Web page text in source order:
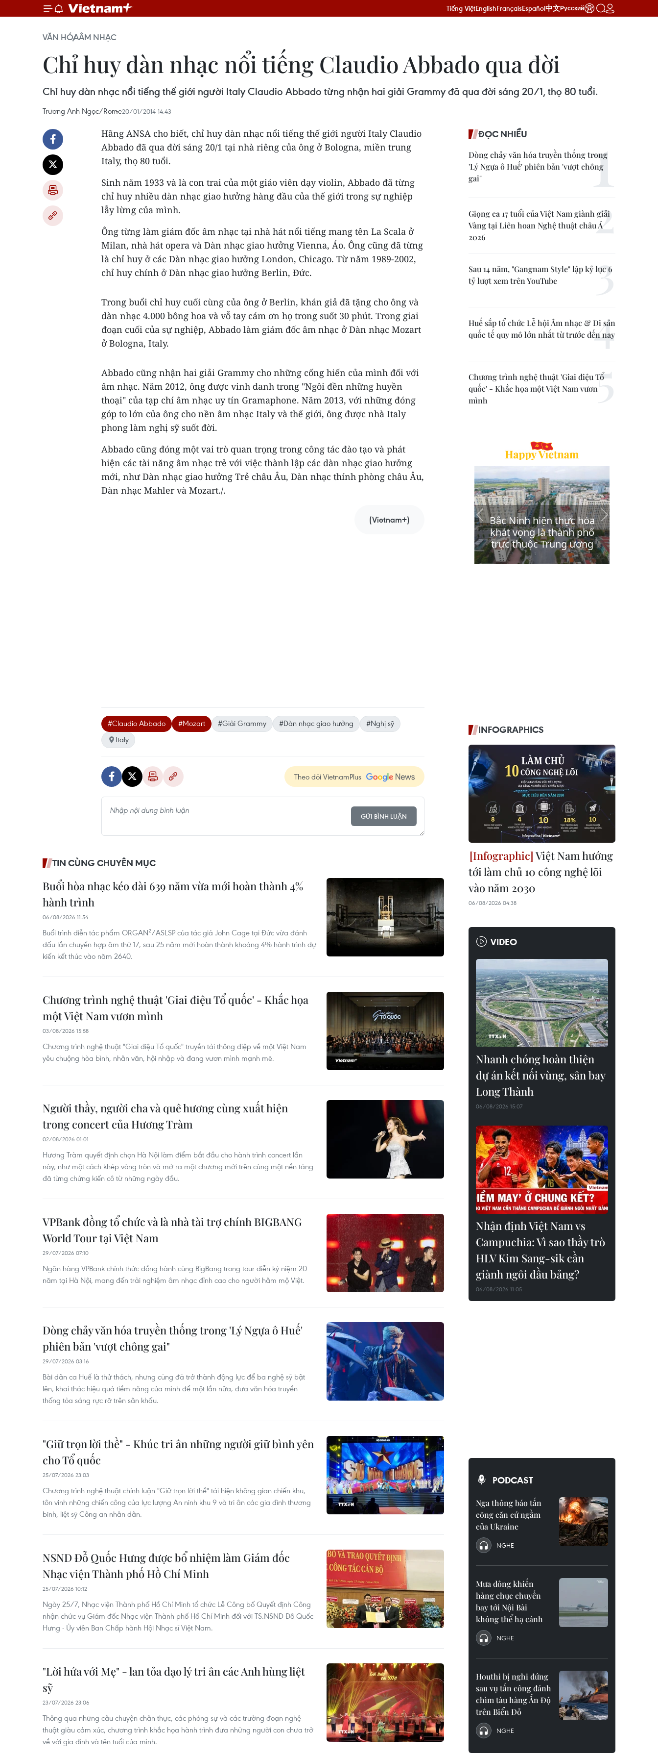
Tiếng ViệtEnglishFrançaisEspañol中文Русский
VĂN HÓAÂM NHẠC
Chỉ huy dàn nhạc nổi tiếng Claudio Abbado qua đời
Chỉ huy dàn nhạc nổi tiếng thế giới người Italy Claudio Abbado từng nhận hai giải Grammy đã qua đời sáng 20/1, thọ 80 tuổi.
Trương Anh Ngọc/Rome20/01/2014 14:43
Hãng ANSA cho biết, chỉ huy dàn nhạc nổi tiếng thế giới người Italy Claudio
Abbado đã qua đời sáng 20/1 tại nhà riêng của ông ở Bologna, miền trung
Italy, thọ 80 tuổi.
Sinh năm 1933 và là con trai của một giáo viên dạy violin, Abbado đã từng
chỉ huy nhiều dàn nhạc giao hưởng hàng đầu của thế giới trong sự nghiệp
lẫy lừng của mình.
Ông từng làm giám đốc âm nhạc tại nhà hát nổi tiếng mang tên La Scala ở
Milan, nhà hát opera và Dàn nhạc giao hưởng Vienna, Áo. Ông cũng đã từng
là chỉ huy ở các Dàn nhạc giao hưởng London, Chicago. Từ năm 1989-2002,
chỉ huy chính ở Dàn nhạc giao hưởng Berlin, Đức.
Trong buổi chỉ huy cuối cùng của ông ở Berlin, khán giả đã tặng cho ông và
dàn nhạc 4.000 bông hoa và vỗ tay cám ơn họ trong suốt 30 phút. Trong giai
đoạn cuối của sự nghiệp, Abbado làm giám đốc âm nhạc ở Dàn nhạc Mozart
ở Bologna, Italy.
Abbado cũng nhận hai giải Grammy cho những cống hiến của mình đối với
âm nhạc. Năm 2012, ông được vinh danh trong "Ngôi đền những huyền
thoại" của tạp chí âm nhạc uy tín Gramaphone. Năm 2013, với những đóng
góp to lớn của ông cho nền âm nhạc Italy và thế giới, ông được nhà Italy
phong làm nghị sỹ suốt đời.
Abbado cũng đóng một vai trò quan trọng trong công tác đào tạo và phát
hiện các tài năng âm nhạc trẻ với việc thành lập các dàn nhạc giao hưởng
mới, như Dàn nhạc giao hưởng Trẻ châu Âu, Dàn nhạc thính phòng châu Âu,
Dàn nhạc Mahler và Mozart./.
(Vietnam+)
#Claudio Abbado #Mozart #Giải Grammy #Dàn nhạc giao hưởng
#Nghị sỹ
Italy
Theo dõi VietnamPlus
GỬI BÌNH LUẬN
TIN CÙNG CHUYÊN MỤC
Buổi hòa nhạc kéo dài 639 năm vừa mới hoàn thành 4%
hành trình
06/08/2026 11:54
Buổi trình diễn tác phẩm ORGAN²/ASLSP của tác giả John Cage tại Đức vừa đánh
dấu lần chuyển hợp âm thứ 17, sau 25 năm mới hoàn thành khoảng 4% hành trình dự
kiến kết thúc vào năm 2640.
Chương trình nghệ thuật 'Giai điệu Tổ quốc' - Khắc họa
một Việt Nam vươn mình
03/08/2026 15:58
Chương trình nghệ thuật "Giai điệu Tổ quốc" truyền tải thông điệp về một Việt Nam
yêu chuộng hòa bình, nhân văn, hội nhập và đang vươn mình mạnh mẽ.
Người thầy, người cha và quê hương cùng xuất hiện
trong concert của Hương Tràm
02/08/2026 01:01
Hương Tràm quyết định chọn Hà Nội làm điểm bắt đầu cho hành trình concert lần
này, như một cách khép vòng tròn và mở ra một chương mới trên cùng một nền tảng
đã từng chứng kiến cô từ những ngày đầu.
VPBank đồng tổ chức và là nhà tài trợ chính BIGBANG
World Tour tại Việt Nam
29/07/2026 07:10
Ngân hàng VPBank chính thức đồng hành cùng BigBang trong tour diễn kỷ niệm 20
năm tại Hà Nội, mang đến trải nghiệm âm nhạc đỉnh cao cho người hâm mộ Việt.
Dòng chảy văn hóa truyền thống trong 'Lý Ngựa ô Huế'
phiên bản 'vượt chông gai"
29/07/2026 03:16
Bài dân ca Huế là thử thách, nhưng cũng đã trở thành động lực để ba nghệ sỹ bật
lên, khai thác hiệu quả tiềm năng của mình để một lần nữa, đưa văn hóa truyền
thống tỏa sáng rực rỡ trên sân khấu.
"Giữ trọn lời thề" - Khúc tri ân những người giữ bình yên
cho Tổ quốc
25/07/2026 23:03
Chương trình nghệ thuật chính luận "Giữ trọn lời thề" tái hiện không gian chiến khu,
tôn vinh những chiến công của lực lượng An ninh khu 9 và tri ân các gia đình thương
binh, liệt sỹ Công an nhân dân.
NSND Đỗ Quốc Hưng được bổ nhiệm làm Giám đốc
Nhạc viện Thành phố Hồ Chí Minh
25/07/2026 10:12
Ngày 25/7, Nhạc viện Thành phố Hồ Chí Minh tổ chức Lễ Công bố Quyết định Công
nhận chức vụ Giám đốc Nhạc viện Thành phố Hồ Chí Minh đối với TS.NSND Đỗ Quốc
Hưng - Ủy viên Ban Chấp hành Hội Nhạc sĩ Việt Nam.
"Lời hứa với Mẹ" - lan tỏa đạo lý tri ân các Anh hùng liệt
sỹ
23/07/2026 23:06
Thông qua những câu chuyện chân thực, các phóng sự và các trường đoạn nghệ
thuật giàu cảm xúc, chương trình khắc họa hành trình đưa những người con chưa trở
về với gia đình và tên tuổi của mình.
ĐỌC NHIỀU
Dòng chảy văn hóa truyền thống trong
'Lý Ngựa ô Huế' phiên bản 'vượt chông
gai"
Giọng ca 17 tuổi của Việt Nam giành giải
Vàng tại Liên hoan Nghệ thuật châu Á
2026
Sau 14 năm, "Gangnam Style" lập kỷ lục 6
tỷ lượt xem trên YouTube
Huế sắp tổ chức Lễ hội Âm nhạc & Di sản
quốc tế quy mô lớn nhất từ trước đến nay
Chương trình nghệ thuật 'Giai điệu Tổ
quốc' - Khắc họa một Việt Nam vươn
mình
INFOGRAPHICS
Việt Nam hướng
tới làm chủ 10 công nghệ lõi
vào năm 2030
06/08/2026 04:38
VIDEO
Nhanh chóng hoàn thiện
dự án kết nối vùng, sân bay
Long Thành
06/08/2026 15:07
Nhận định Việt Nam vs
Campuchia: Vì sao thầy trò
HLV Kim Sang-sik cần
giành ngôi đầu bảng?
06/08/2026 11:05
PODCAST
Nga thông báo tấn
công căn cứ ngầm
của Ukraine
NGHE
Mưa dông khiến
hàng chục chuyến
bay tới Nội Bài
không thể hạ cánh
NGHE
Houthi bị nghi đứng
sau vụ tấn công đánh
chìm tàu hàng Ấn Độ
trên Biển Đỏ
NGHE